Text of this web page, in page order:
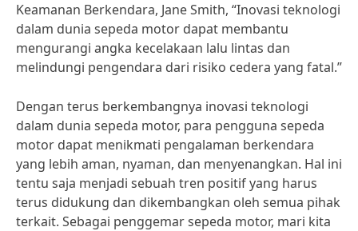
Keamanan Berkendara, Jane Smith, “Inovasi teknologi
dalam dunia sepeda motor dapat membantu
mengurangi angka kecelakaan lalu lintas dan
melindungi pengendara dari risiko cedera yang fatal.”
Dengan terus berkembangnya inovasi teknologi
dalam dunia sepeda motor, para pengguna sepeda
motor dapat menikmati pengalaman berkendara
yang lebih aman, nyaman, dan menyenangkan. Hal ini
tentu saja menjadi sebuah tren positif yang harus
terus didukung dan dikembangkan oleh semua pihak
terkait. Sebagai penggemar sepeda motor, mari kita